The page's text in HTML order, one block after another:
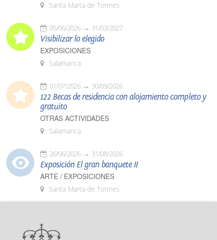
Santa Marta de Tormes
05/06/2026 31/03/2027
Visibilizar lo elegido
EXPOSICIONES
Salamanca
01/07/2026 30/09/2026
122 Becas de residencia con alojamiento completo y
gratuito
OTRAS ACTIVIDADES
Salamanca
26/06/2026 31/08/2026
Exposición El gran banquete II
ARTE / EXPOSICIONES
Santa Marta de Tormes